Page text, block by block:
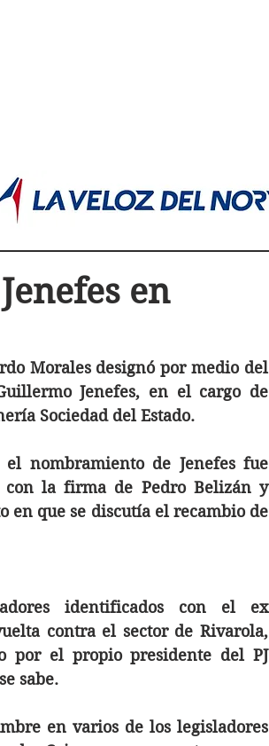
en
Morales designó por medio del
Jenefes, en el cargo de
Sociedad del Estado.
nombramiento de Jenefes fue
con la firma de Pedro Belizán y
en que se discutía el recambio de
identificados con el ex
contra el sector de Rivarola,
por el propio presidente del PJ
sabe.
en varios de los legisladores